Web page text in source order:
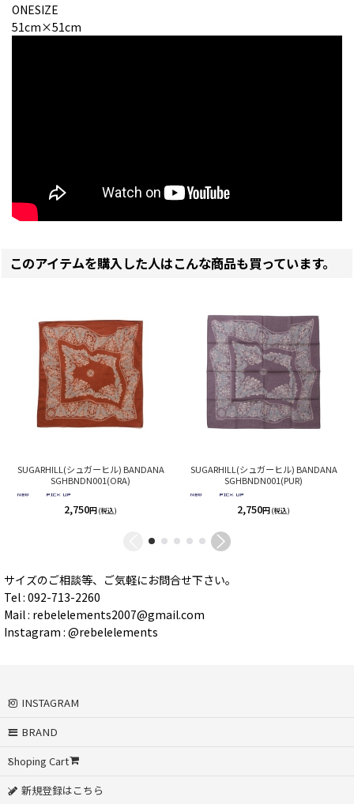
ONESIZE
51cm×51cm
このアイテムを購入した人はこんな商品も買っています。
SUGARHILL(シュガーヒル) BANDANA
SGHBNDN001(ORA)
2,750円(税込)
SUGARHILL(シュガーヒル) BANDANA
SGHBNDN001(PUR)
2,750円(税込)
サイズのご相談等、ご気軽にお問合せ下さい。
Tel : 092-713-2260
Mail : rebelelements2007@gmail.com
Instagram : @rebelelements
INSTAGRAM
BRAND
Shoping Cart
新規登録はこちら